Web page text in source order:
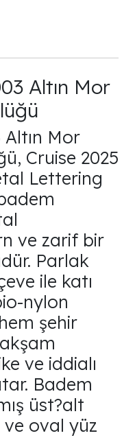
Altın Mor
Altın Mor
Cruise 2025
Lettering
ve zarif bir
Parlak
ile katı
nylon
şehir
ve iddialı
Badem
üst?alt
oval yüz